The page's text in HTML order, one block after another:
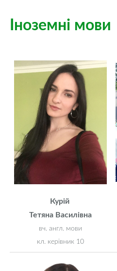
Іноземні мови
Курій
Тетяна Василівна
вч. англ. мови
кл. керівник 10